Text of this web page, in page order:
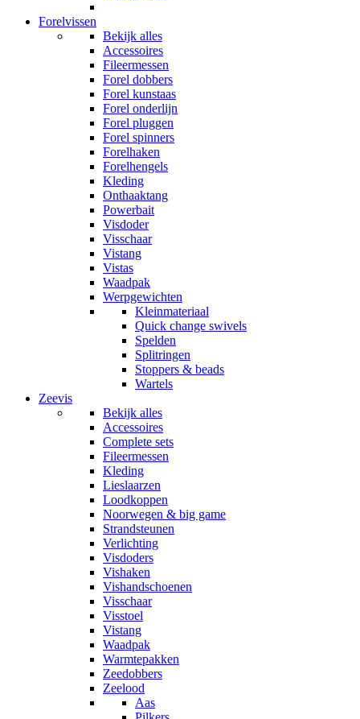
Forelvissen
Bekijk alles
Accessoires
Fileermessen
Forel dobbers
Forel kunstaas
Forel onderlijn
Forel pluggen
Forel spinners
Forelhaken
Forelhengels
Kleding
Onthaaktang
Powerbait
Visdoder
Visschaar
Vistang
Vistas
Waadpak
Werpgewichten
Kleinmateriaal
Quick change swivels
Spelden
Splitringen
Stoppers & beads
Wartels
Zeevis
Bekijk alles
Accessoires
Complete sets
Fileermessen
Kleding
Lieslaarzen
Loodkoppen
Noorwegen & big game
Strandsteunen
Verlichting
Visdoders
Vishaken
Vishandschoenen
Visschaar
Visstoel
Vistang
Waadpak
Warmtepakken
Zeedobbers
Zeelood
Aas